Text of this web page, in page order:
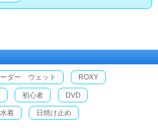
ダー ウェット ROXY
初心者 DVD
水着 日焼け止め